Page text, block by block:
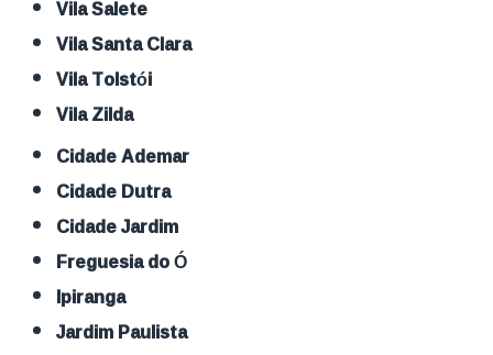
Vila Salete
Vila Santa Clara
Vila Tolstói
Vila Zilda
Cidade Ademar
Cidade Dutra
Cidade Jardim
Freguesia do Ó
Ipiranga
Jardim Paulista